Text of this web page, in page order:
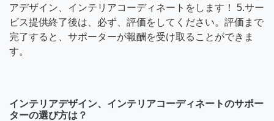
アデザイン、インテリアコーディネートをします！ 5.サー
ビス提供終了後は、必ず、評価をしてください。評価まで
完了すると、サポーターが報酬を受け取ることができま
す。
インテリアデザイン、インテリアコーディネートのサポー
ターの選び方は？